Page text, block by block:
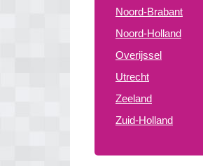
Noord-Brabant
Noord-Holland
Overijssel
Utrecht
Zeeland
Zuid-Holland